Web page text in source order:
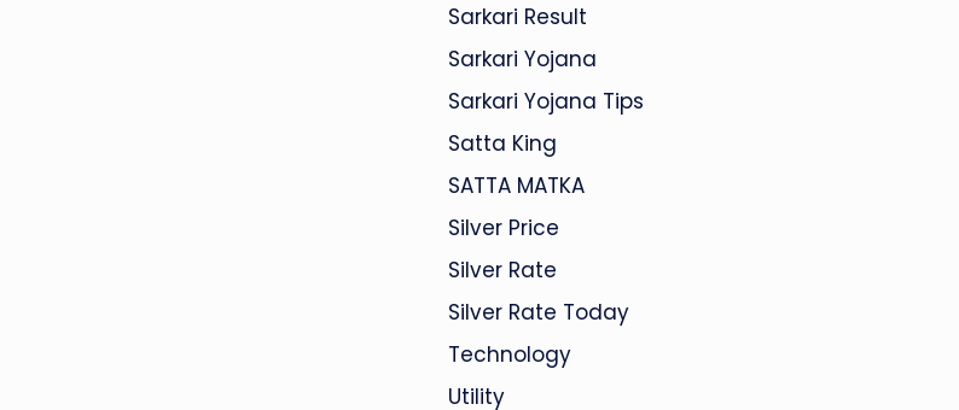
Sarkari Result
Sarkari Yojana
Sarkari Yojana Tips
Satta King
SATTA MATKA
Silver Price
Silver Rate
Silver Rate Today
Technology
Utility